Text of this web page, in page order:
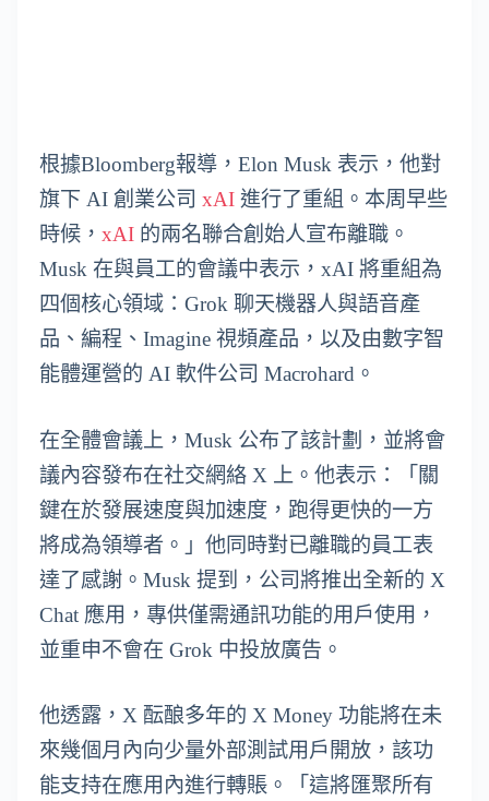
根據Bloomberg報導，Elon Musk 表示，他對
旗下 AI 創業公司 xAI 進行了重組。本周早些
時候， xAI 的兩名聯合創始人宣布離職。
Musk 在與員工的會議中表示，xAI 將重組為
四個核心領域：Grok 聊天機器人與語音產
品、編程、Imagine 視頻產品，以及由數字智
能體運營的 AI 軟件公司 Macrohard。
在全體會議上，Musk 公布了該計劃，並將會
議內容發布在社交網絡 X 上。他表示：「關
鍵在於發展速度與加速度，跑得更快的一方
將成為領導者。」他同時對已離職的員工表
達了感謝。Musk 提到，公司將推出全新的 X
Chat 應用，專供僅需通訊功能的用戶使用，
並重申不會在 Grok 中投放廣告。
他透露，X 酝酿多年的 X Money 功能將在未
來幾個月內向少量外部測試用戶開放，該功
能支持在應用內進行轉賬。「這將匯聚所有